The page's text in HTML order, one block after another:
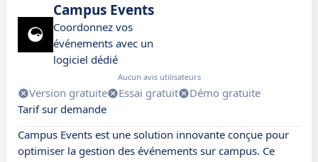
Campus Events
Coordonnez vos
événements avec un
logiciel dédié
Aucun avis utilisateurs
Version gratuite Essai gratuit
Démo gratuite
Tarif sur demande
Campus Events est une solution innovante conçue pour
optimiser la gestion des événements sur campus. Ce